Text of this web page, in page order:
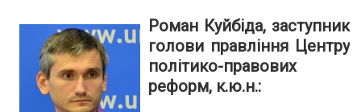
Роман Куйбіда, заступник
голови правління Центру
політико-правових
реформ, к.ю.н.: